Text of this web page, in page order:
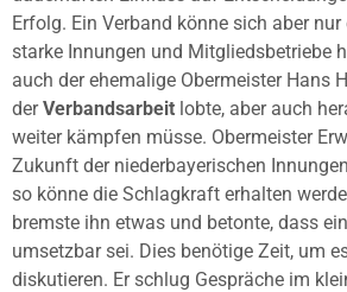
Erfolg. Ein Verband könne sich aber
starke Innungen und Mitgliedsbetriebe
auch der ehemalige Obermeister Hans
derVerbandsarbeit lobte, aber auch
weiter kämpfen müsse. Obermeister
Zukunft der niederbayerischen
so könne die Schlagkraft erhalten
bremste ihn etwas und betonte, dass
umsetzbar sei. Dies benötige Zeit, um
diskutieren. Er schlug Gespräche im